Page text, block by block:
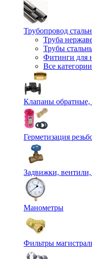
Трубопровод
Труба
Трубы
Фитинги для
Все
Клапаны обратные,
Герметизация
Задвижки,
Манометры
Фильтры